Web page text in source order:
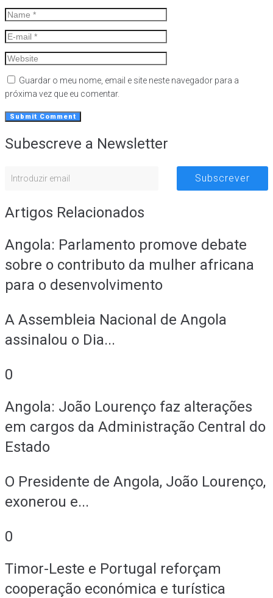
Guardar o meu nome, email e site neste navegador para a
próxima vez que eu comentar.
Subescreve a Newsletter
Subscrever
Artigos Relacionados
Angola: Parlamento promove debate
sobre o contributo da mulher africana
para o desenvolvimento
A Assembleia Nacional de Angola
assinalou o Dia...
0
Angola: João Lourenço faz alterações
em cargos da Administração Central do
Estado
O Presidente de Angola, João Lourenço,
exonerou e...
0
Timor-Leste e Portugal reforçam
cooperação económica e turística